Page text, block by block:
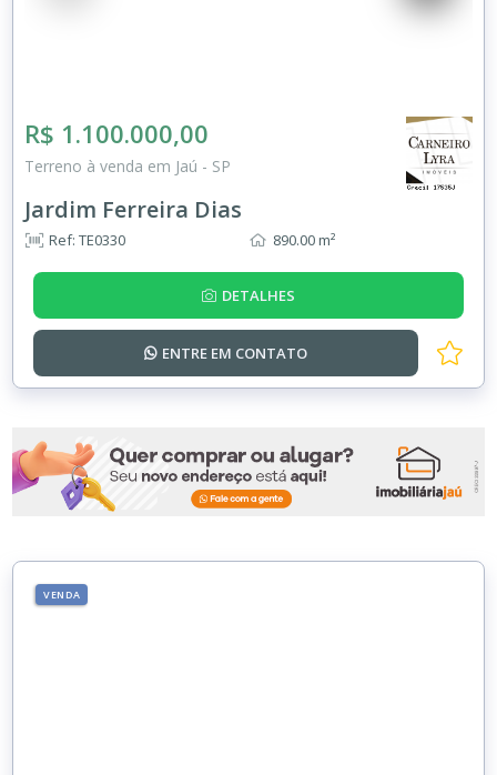
R$ 1.100.000,00
Terreno à venda em Jaú - SP
Jardim Ferreira Dias
Ref: TE0330 890.00 m²
DETALHES
ENTRE EM CONTATO
VENDA